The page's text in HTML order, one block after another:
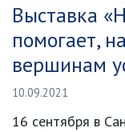
Выставка
помогает,
вершинам
10.09.2021
16 сентября в